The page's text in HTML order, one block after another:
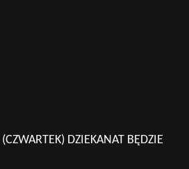
DZIEKANAT BĘDZIE